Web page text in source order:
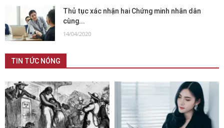
Thủ tục xác nhận hai Chứng minh nhân dân
cùng...
14/04/2020
TIN TỨC NÓNG